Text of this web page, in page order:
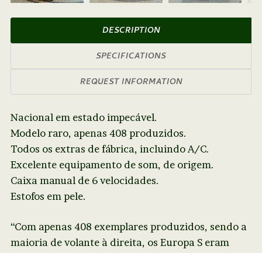
DESCRIPTION
SPECIFICATIONS
REQUEST INFORMATION
Nacional em estado impecável.
Modelo raro, apenas 408 produzidos.
Todos os extras de fábrica, incluindo A/C.
Excelente equipamento de som, de origem.
Caixa manual de 6 velocidades.
Estofos em pele.
“Com apenas 408 exemplares produzidos, sendo a
maioria de volante à direita, os Europa S eram